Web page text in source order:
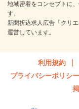
地域密着をコンセプトに
す。
新聞折込求人広告「クリ
運営しています。
利用規約
プライバシーポリシー